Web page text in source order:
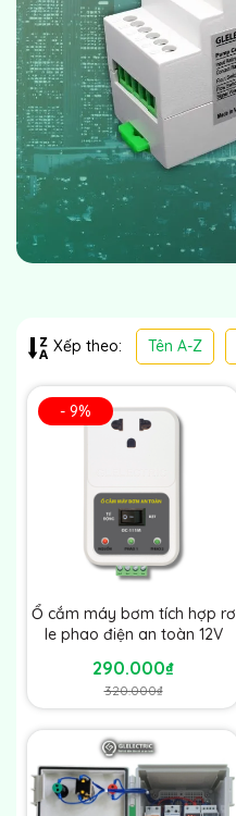
Xếp theo: Tên A-Z
- 9%
Ổ cắm máy bơm tích hợp rơ
le phao điện an toàn 12V
290.000₫
320.000₫